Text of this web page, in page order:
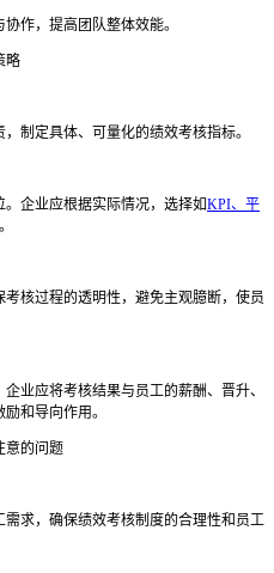
作，提高团队整体效能。
略
制定具体、可量化的绩效考核指标。
企业应根据实际情况，选择如KPI、平
核过程的透明性，避免主观臆断，使员
企业应将考核结果与员工的薪酬、晋升、
和导向作用。
意的问题
求，确保绩效考核制度的合理性和员工